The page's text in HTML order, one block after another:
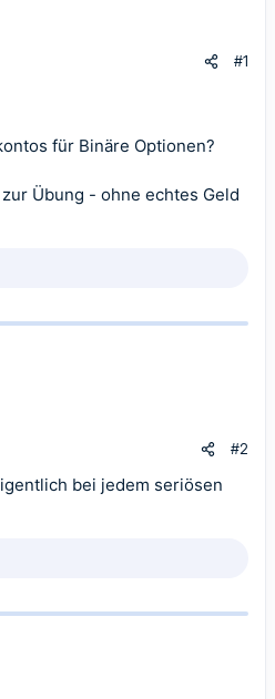
#1
für Binäre Optionen?
Übung - ohne echtes Geld
#2
bei jedem seriösen